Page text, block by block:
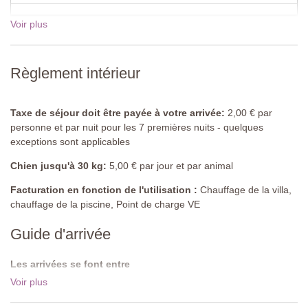
Douche, lavabo, bidet, toilettes.
Chambre 2
Lit double (ne peut pas être converti en lits jumeaux), table de
Premier étage
Chambre 3
chevet, armoire, bureau, climatisation, porte-fenêtre donnant sur
le balcon.
Salle de bains attenante
Deuxième étage
Chambre 4
Voir plus
Règlement intérieur
Taxe de séjour doit être payée à votre arrivée: 2,00 € par
personne et par nuit pour les 7 premières nuits - quelques
exceptions sont applicables
Chien jusqu'à 30 kg: 5,00 € par jour et par animal
Facturation en fonction de l'utilisation : Chauffage de la villa,
chauffage de la piscine, Point de charge VE
Guide d'arrivée
Les arrivées se font entre
Les arrivées se font entre 16:00 - 19:00.Les départs se font avant
Voir plus